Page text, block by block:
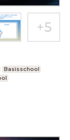
Basisschool